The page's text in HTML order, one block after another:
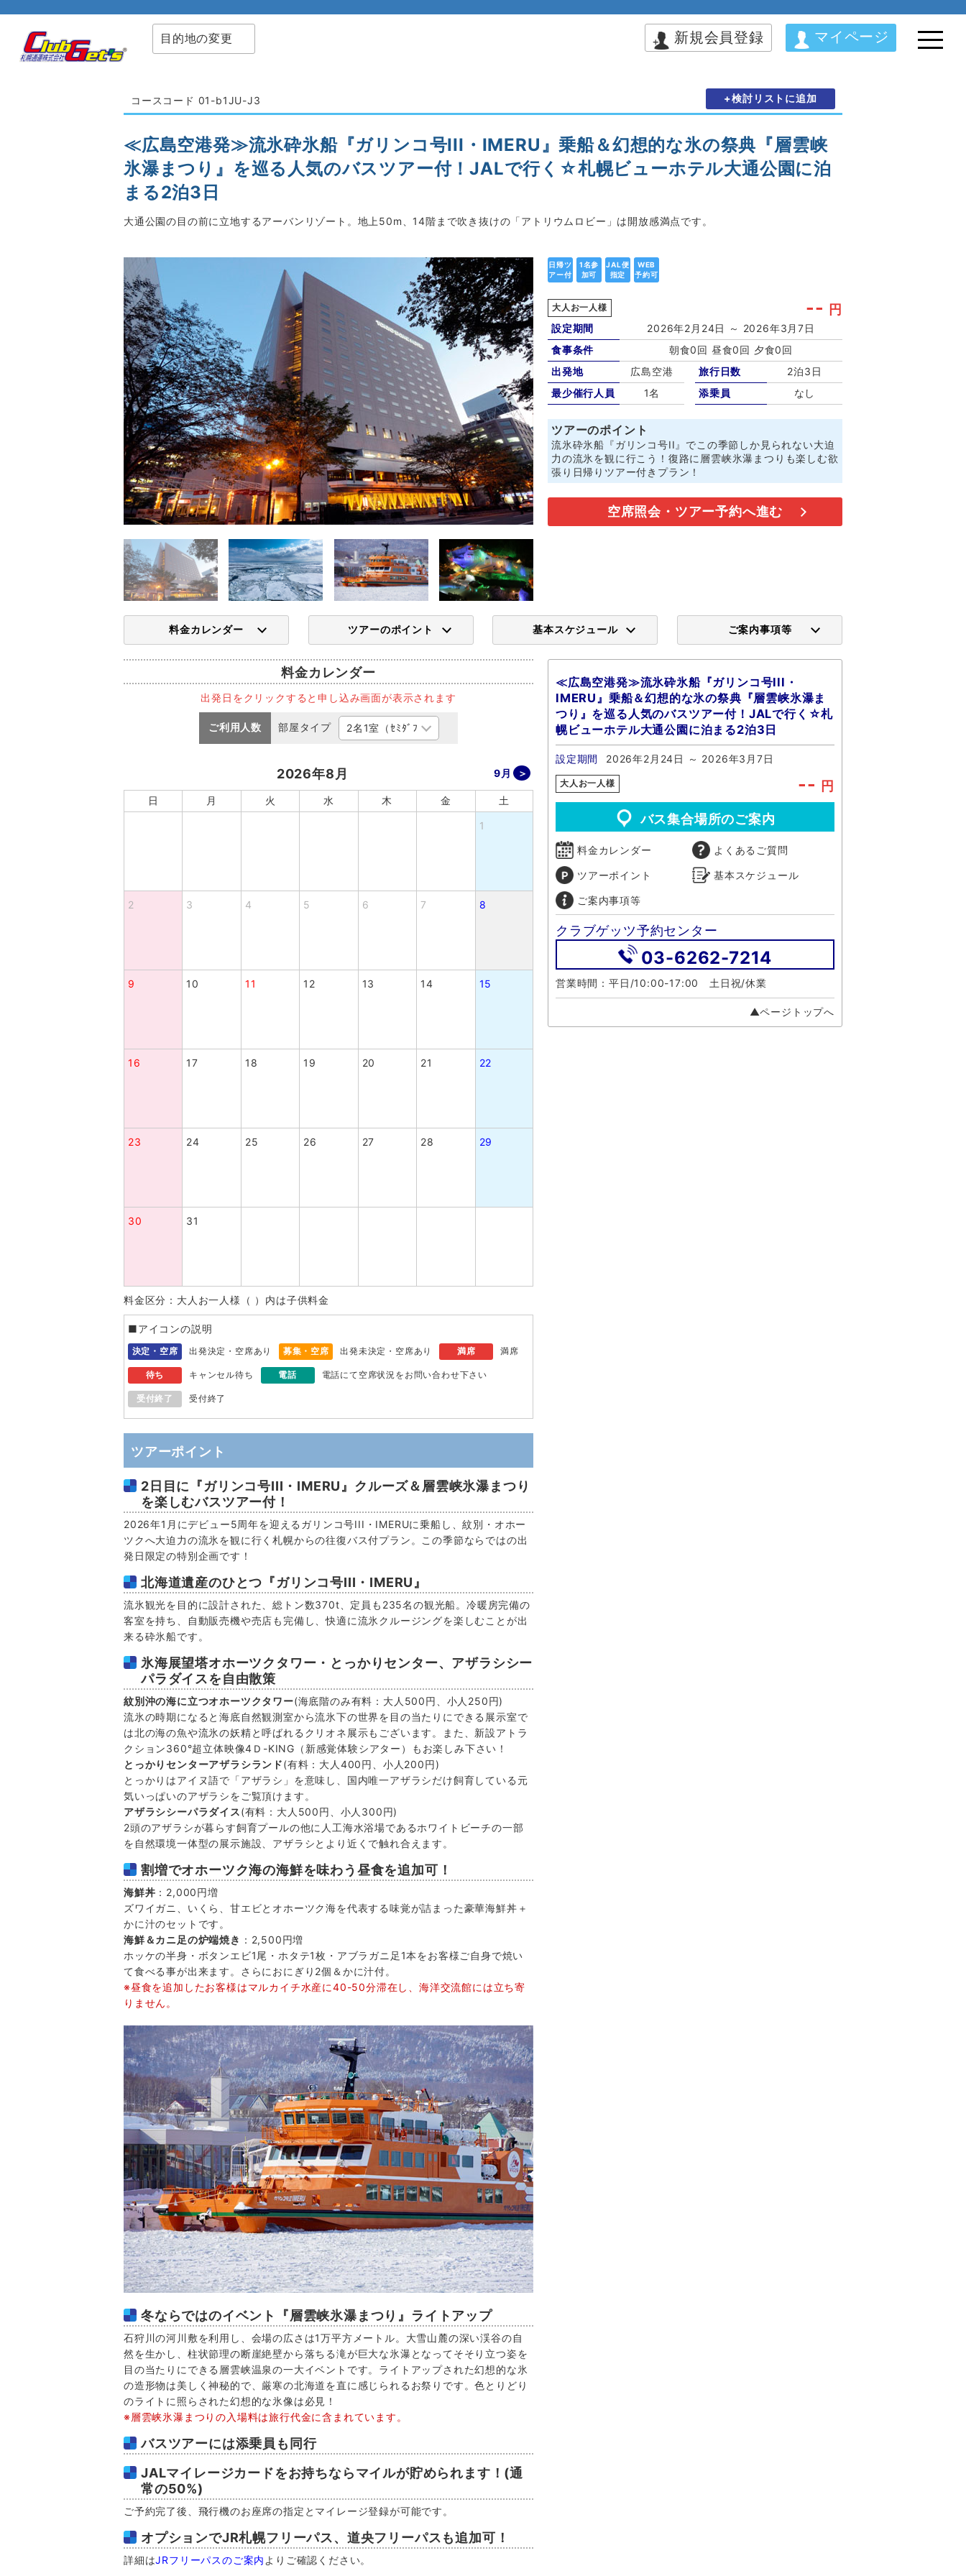
目的地の変更 新規会員登録 マイページ
コースコード 01-b1JU-J3 +検討リストに追加
≪広島空港発≫流氷砕氷船『ガリンコ号III・IMERU』乗船＆幻想的な氷の祭典『層雲峡
氷瀑まつり』を巡る人気のバスツアー付！JALで行く☆札幌ビューホテル大通公園に泊
まる2泊3日
大通公園の目の前に立地するアーバンリゾート。地上50m、14階まで吹き抜けの「アトリウムロビー」は開放感満点です。
日帰ツ
アー付
1名参
加可
JAL便
指定
WEB
予約可
大人お一人様 -- 円
設定期間
2026年2月24日 ～ 2026年3月7日
食事条件
朝食0回 昼食0回 夕食0回
出発地
広島空港
最少催行人員
1名
旅行日数
2泊3日
添乗員
なし
ツアーのポイント
流氷砕氷船『ガリンコ号II』でこの季節しか見られない大迫
力の流氷を観に行こう！復路に層雲峡氷瀑まつりも楽しむ欲
張り日帰りツアー付きプラン！
空席照会・ツアー予約へ進む
料金カレンダー ツアーのポイント 基本スケジュール ご案内事項等
料金カレンダー
出発日をクリックすると申し込み画面が表示されます
ご利用人数 部屋タイプ
2026年8月 9月
日 月 火 水 木 金 土
1
2 3 4 5 6 7 8
9 10 11 12 13 14 15
16 17 18 19 20 21 22
23 24 25 26 27 28 29
30 31
料金区分：大人お一人様（ ）内は子供料金
■アイコンの説明
決定・空席 出発決定・空席あり 募集・空席 出発未決定・空席あり 満席 満席
待ち キャンセル待ち 電話 電話にて空席状況をお問い合わせ下さい
受付終了 受付終了
ツアーポイント
2日目に『ガリンコ号III・IMERU』クルーズ＆層雲峡氷瀑まつり
を楽しむバスツアー付！
2026年1月にデビュー5周年を迎えるガリンコ号III・IMERUに乗船し、紋別・オホー
ツクへ大迫力の流氷を観に行く札幌からの往復バス付プラン。この季節ならではの出
発日限定の特別企画です！
北海道遺産のひとつ『ガリンコ号III・IMERU』
流氷観光を目的に設計された、総トン数370t、定員も235名の観光船。冷暖房完備の
客室を持ち、自動販売機や売店も完備し、快適に流氷クルージングを楽しむことが出
来る砕氷船です。
氷海展望塔オホーツクタワー・とっかりセンター、アザラシシー
パラダイスを自由散策
紋別沖の海に立つオホーツクタワー(海底階のみ有料：大人500円、小人250円)
流氷の時期になると海底自然観測室から流氷下の世界を目の当たりにできる展示室で
は北の海の魚や流氷の妖精と呼ばれるクリオネ展示もございます。また、新設アトラ
クション360°超立体映像4Ｄ-KING（新感覚体験シアター）もお楽しみ下さい！
とっかりセンターアザラシランド(有料：大人400円、小人200円)
とっかりはアイヌ語で「アザラシ」を意味し、国内唯一アザラシだけ飼育している元
気いっぱいのアザラシをご覧頂けます。
アザラシシーパラダイス(有料：大人500円、小人300円)
2頭のアザラシが暮らす飼育プールの他に人工海水浴場であるホワイトビーチの一部
を自然環境一体型の展示施設、アザラシとより近くで触れ合えます。
割増でオホーツク海の海鮮を味わう昼食を追加可！
海鮮丼 ：2,000円増
ズワイガニ、いくら、甘エビとオホーツク海を代表する味覚が詰まった豪華海鮮丼＋
かに汁のセットです。
海鮮＆カニ足の炉端焼き ：2,500円増
ホッケの半身・ボタンエビ1尾・ホタテ1枚・アブラガニ足1本をお客様ご自身で焼い
て食べる事が出来ます。さらにおにぎり2個＆かに汁付。
※昼食を追加したお客様はマルカイチ水産に40-50分滞在し、海洋交流館には立ち寄
りません。
冬ならではのイベント『層雲峡氷瀑まつり』ライトアップ
石狩川の河川敷を利用し、会場の広さは1万平方メートル。大雪山麓の深い渓谷の自
然を生かし、柱状節理の断崖絶壁から落ちる滝が巨大な氷瀑となってそそり立つ姿を
目の当たりにできる層雲峡温泉の一大イベントです。ライトアップされた幻想的な氷
の造形物は美しく神秘的で、厳寒の北海道を直に感じられるお祭りです。色とりどり
のライトに照らされた幻想的な氷像は必見！
※層雲峡氷瀑まつりの入場料は旅行代金に含まれています。
バスツアーには添乗員も同行
JALマイレージカードをお持ちならマイルが貯められます！(通
常の50%)
ご予約完了後、飛行機のお座席の指定とマイレージ登録が可能です。
オプションでJR札幌フリーパス、道央フリーパスも追加可！
詳細はJRフリーパスのご案内 よりご確認ください。
≪広島空港発≫流氷砕氷船『ガリンコ号III・
IMERU』乗船＆幻想的な氷の祭典『層雲峡氷瀑ま
つり』を巡る人気のバスツアー付！JALで行く☆札
幌ビューホテル大通公園に泊まる2泊3日
設定期間 2026年2月24日 ～ 2026年3月7日
大人お一人様 -- 円
バス集合場所のご案内
料金カレンダー よくあるご質問
ツアーポイント 基本スケジュール
ご案内事項等
クラブゲッツ予約センター
03-6262-7214
営業時間：平日/10:00-17:00 土日祝/休業
▲ページトップへ